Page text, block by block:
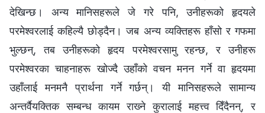
देखिन्छ। अन्य मानिसहरूले जे गरे पनि, उनीहरूको हृदयले
परमेश्‍वरलाई कहिल्यै छोड्दैन। जब अन्य व्यक्तिहरू हाँसो र गफमा
भुल्छन्, तब उनीहरूको हृदय परमेश्‍वरसामु रहन्छ, र उनीहरू
परमेश्‍वरका चाहनाहरू खोज्दै उहाँको वचन मनन गर्ने वा हृदयमा
उहाँलाई मनमनै प्रार्थना गर्ने गर्छन्। यी मानिसहरूले सामान्य
अन्तर्वैयक्तिक सम्बन्ध कायम राख्‍ने कुरालाई महत्त्व दिँदैनन्, र